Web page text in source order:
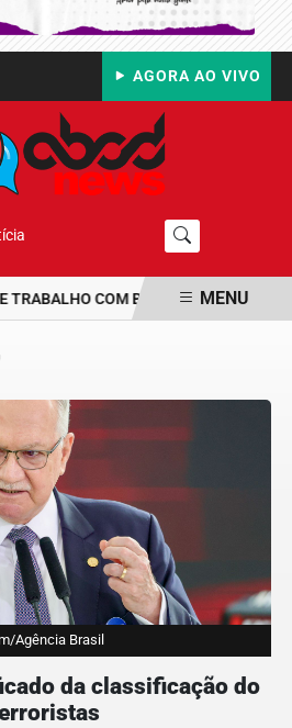
AGORA AO VIVO
COM BOLSA DE UMMENU
Agência Brasil
da classificação do